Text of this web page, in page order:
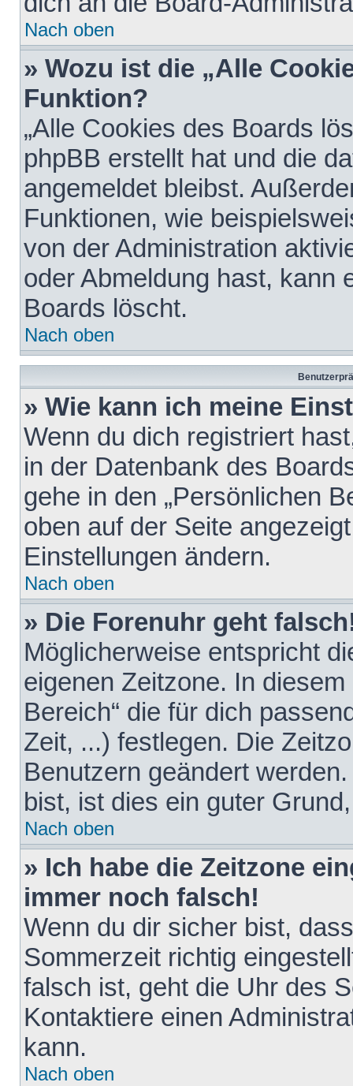
Nach oben
» Wozu ist die „Alle
Funktion?
„Alle Cookies des Boards
phpBB erstellt hat und die
angemeldet bleibst.
Funktionen, wie
von der Administration
oder Abmeldung hast, kann
Boards löscht.
Nach oben
» Wie kann ich meine
Wenn du dich registriert
in der Datenbank des
gehe in den „Persönlichen
oben auf der Seite
Einstellungen ändern.
Nach oben
» Die Forenuhr geht
Möglicherweise entspricht
eigenen Zeitzone. In
Bereich“ die für dich
Zeit, ...) festlegen. Die
Benutzern geändert
bist, ist dies ein guter
Nach oben
» Ich habe die Zeitzone
immer noch falsch!
Wenn du dir sicher bist,
Sommerzeit richtig
falsch ist, geht die Uhr des
Kontaktiere einen
kann.
Nach oben